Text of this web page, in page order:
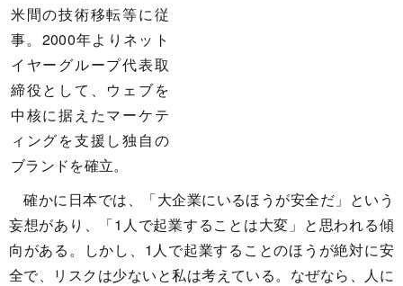
米間の技術移転等に従
事。2000年よりネット
イヤーグループ代表取
締役として、ウェブを
中核に据えたマーケテ
ィングを支援し独自の
ブランドを確立。
確かに日本では、「大企業にいるほうが安全だ」という
妄想があり、「1人で起業することは大変」と思われる傾
向がある。しかし、1人で起業することのほうが絶対に安
全で、リスクは少ないと私は考えている。なぜなら、人に